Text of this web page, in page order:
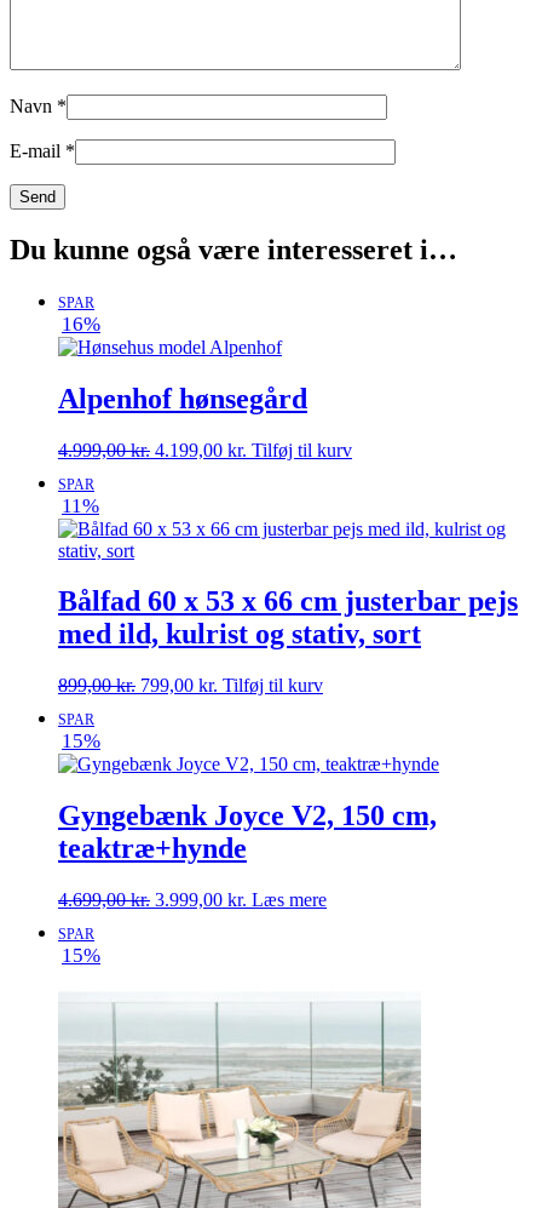
Navn *
E-mail *
Du kunne også være interesseret i…
SPAR
16%
Alpenhof hønsegård
4.999,00kr. Den
4.999,00 kr..
4.199,00 kr. Den
4.199,00 kr..
Tilføj til kurv
SPAR
11%
Bålfad 60 x 53 x 66 cm justerbar pejs
med ild, kulrist og stativ, sort
899,00kr. Den
899,00 kr..
799,00 kr. Den
799,00 kr..
Tilføj til kurv
SPAR
15%
Gyngebænk Joyce V2, 150 cm,
teaktræ+hynde
4.699,00kr. Den
3.999,00 kr. Den
Læs mere
SPAR
15%